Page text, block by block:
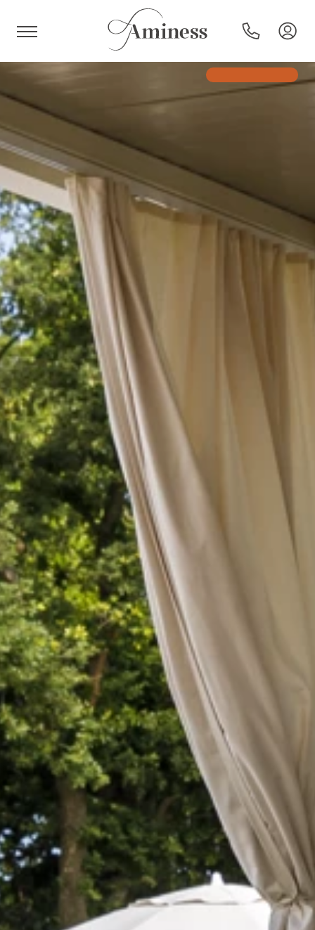
HR
Hoteli i resorti
Kampovi
Posebne ponude
Destinacije
Interesi
Brandovi
Ami Loyalty program
Blogovi